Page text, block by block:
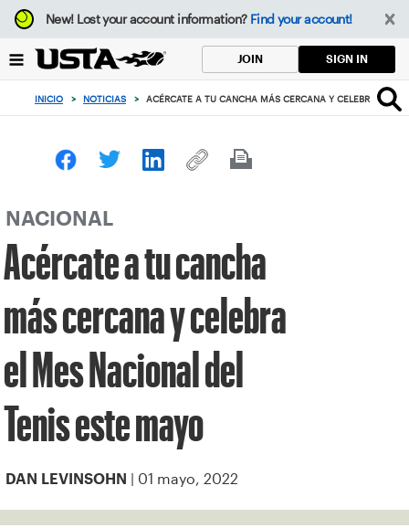
Enfoque
desde
botón
volver
principio
New!Lost your account information? Find your account!
JOIN SIGN IN
INICIO > NOTICIAS > ACÉRCATE A TU CANCHA MÁS CERCANA Y CELEBRA EL
NACIONAL
Acércate a tu cancha
más cercana y celebra
el Mes Nacional del
Tenis este mayo
DAN LEVINSOHN | 01 mayo, 2022